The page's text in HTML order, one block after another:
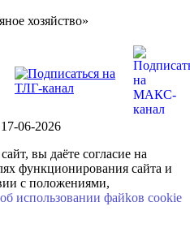
хозяйство»
06-2026
вы даёте согласие на
функционирования сайта и
с положениями,
использовании файkов cookie